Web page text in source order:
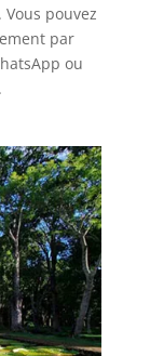
pouvez
par
ou